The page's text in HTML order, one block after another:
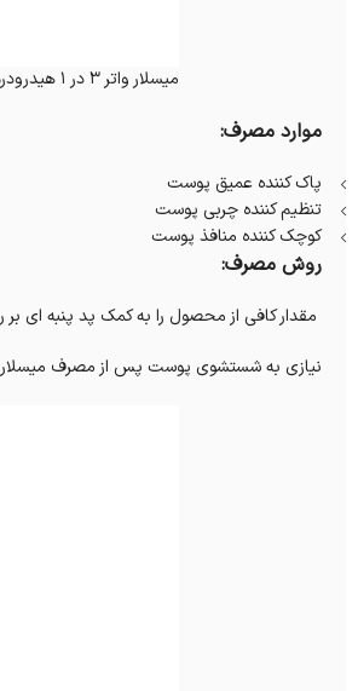
میسلار واتر 3 در 1 هیدرودرم
موارد مصرف:
پاک کننده عمیق پوست
تنظیم کننده چربی پوست
کوچک کننده منافذ پوست
روش مصرف:
مقدار کافی از محصول را به کمک پد پنبه ای
نیازی به شستشوی پوست پس از مصرف میسلار واتر 3 در 1 هیدرودرم